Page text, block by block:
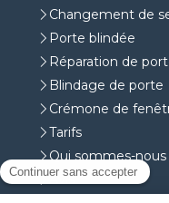
Changement de
Porte blindée
Réparation de
Blindage de porte
Crémone de
Tarifs
Qui sommes-nous
Avis